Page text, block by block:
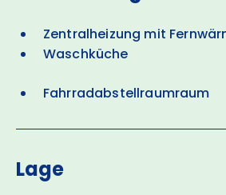
Zentralheizung mit
Waschküche
Fahrradabstellraumraum
Lage